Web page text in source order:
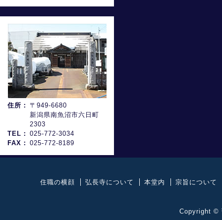
住所：
〒949-6680
新潟県南魚沼市六日町
2303
TEL：
025-772-3034
FAX：
025-772-8189
住職の横顔 弘長寺について 本堂内 宗旨について
Copyright ©